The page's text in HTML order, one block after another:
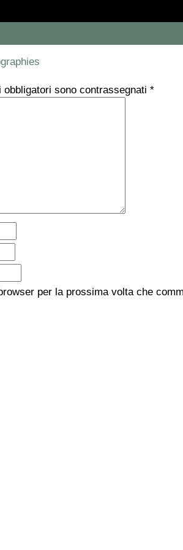
obbligatori sono contrassegnati*
per la prossima volta che